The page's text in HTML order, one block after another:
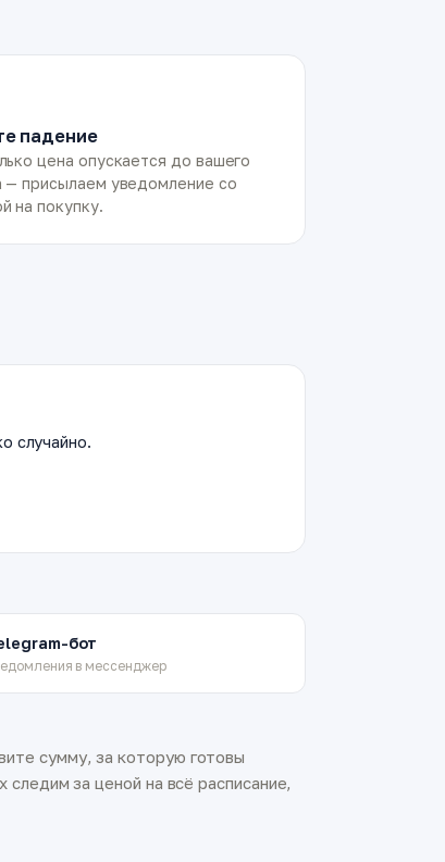
падение
цена опускается до вашего
— присылаем уведомление со
на покупку.
случайно.
бот
в мессенджер
сумму, за которую готовы
за ценой на всё расписание,